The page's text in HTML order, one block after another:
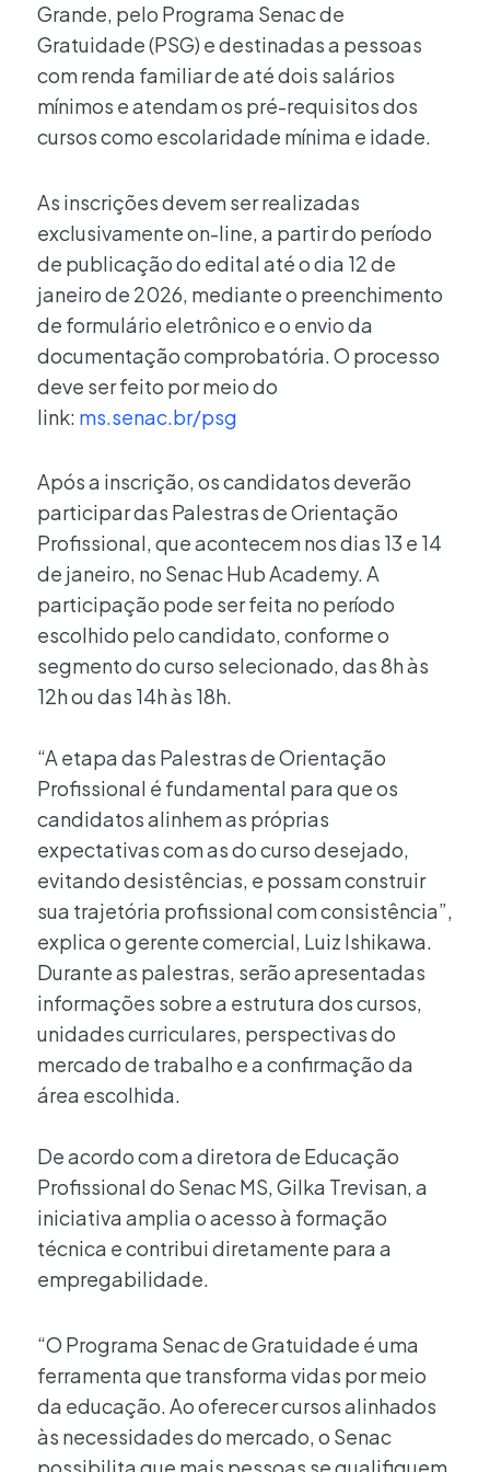
Grande, pelo Programa Senac de
Gratuidade (PSG) e destinadas a pessoas
com renda familiar de até dois salários
mínimos e atendam os pré-requisitos dos
cursos como escolaridade mínima e idade.
As inscrições devem ser realizadas
exclusivamente on-line, a partir do período
de publicação do edital até o dia 12 de
janeiro de 2026, mediante o preenchimento
de formulário eletrônico e o envio da
documentação comprobatória. O processo
deve ser feito por meio do
link: ms.senac.br/psg
Após a inscrição, os candidatos deverão
participar das Palestras de Orientação
Profissional, que acontecem nos dias 13 e 14
de janeiro, no Senac Hub Academy. A
participação pode ser feita no período
escolhido pelo candidato, conforme o
segmento do curso selecionado, das 8h às
12h ou das 14h às 18h.
“A etapa das Palestras de Orientação
Profissional é fundamental para que os
candidatos alinhem as próprias
expectativas com as do curso desejado,
evitando desistências, e possam construir
sua trajetória profissional com consistência”,
explica o gerente comercial, Luiz Ishikawa.
Durante as palestras, serão apresentadas
informações sobre a estrutura dos cursos,
unidades curriculares, perspectivas do
mercado de trabalho e a confirmação da
área escolhida.
De acordo com a diretora de Educação
Profissional do Senac MS, Gilka Trevisan, a
iniciativa amplia o acesso à formação
técnica e contribui diretamente para a
empregabilidade.
“O Programa Senac de Gratuidade é uma
ferramenta que transforma vidas por meio
da educação. Ao oferecer cursos alinhados
às necessidades do mercado, o Senac
possibilita que mais pessoas se qualifiquem,